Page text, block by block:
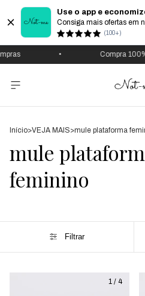
Use o app e
Consiga mais ofertas em
(100+)
Compra
Início>VEJA MAIS>mule plataforma
mule
feminino
Filtrar
1 / 4